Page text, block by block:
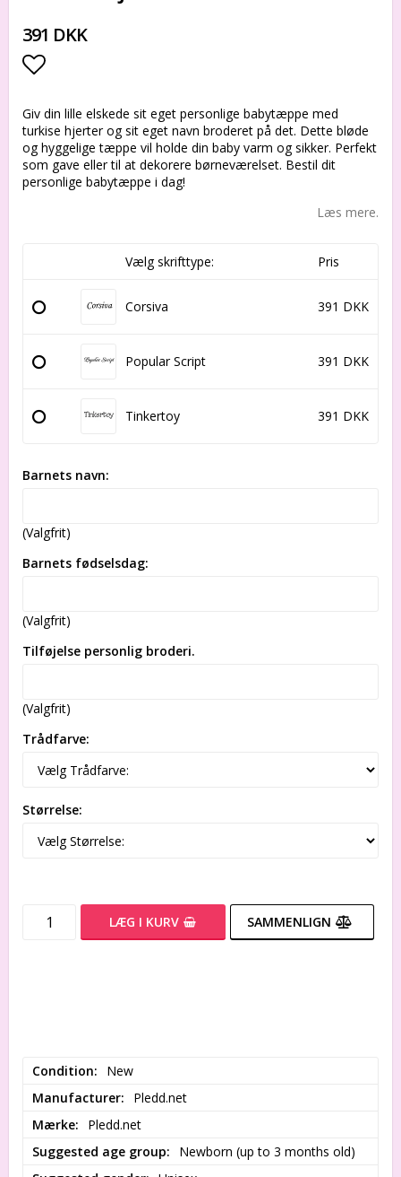
391 DKK
Add to list of favorites
Giv din lille elskede sit eget personlige babytæppe med
turkise hjerter og sit eget navn broderet på det. Dette bløde
og hyggelige tæppe vil holde din baby varm og sikker. Perfekt
som gave eller til at dekorere børneværelset. Bestil dit
personlige babytæppe i dag!
Læs mere.
Vælg skrifttype: Pris
Corsiva 391 DKK
Popular Script 391 DKK
Tinkertoy 391 DKK
Barnets navn:
(Valgfrit)
Barnets fødselsdag:
(Valgfrit)
Tilføjelse personlig broderi.
(Valgfrit)
Trådfarve:
Størrelse:
LÆG I KURV SAMMENLIGN
Condition
New
Manufacturer
Pledd.net
Mærke
Pledd.net
Suggested age group
Newborn (up to 3 months old)